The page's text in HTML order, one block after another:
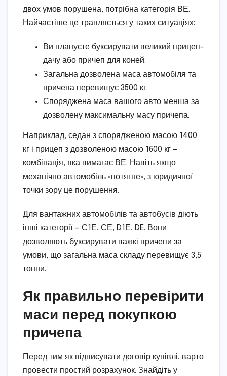
двох умов порушена, потрібна категорія ВЕ.
Найчастіше це трапляється у таких ситуаціях:
Ви плануєте буксирувати великий прицеп-
дачу або причеп для коней.
Загальна дозволена маса автомобіля та
причепа перевищує 3500 кг.
Споряджена маса вашого авто менша за
дозволену максимальну масу причепа.
Наприклад, седан з спорядженою масою 1400
кг і прицеп з дозволеною масою 1600 кг —
комбінація, яка вимагає ВЕ. Навіть якщо
механічно автомобіль «потягне», з юридичної
точки зору це порушення.
Для вантажних автомобілів та автобусів діють
інші категорії — С1Е, СЕ, D1Е, DE. Вони
дозволяють буксирувати важкі причепи за
умови, що загальна маса складу перевищує 3,5
тонни.
Як правильно перевірити
маси перед покупкою
причепа
Перед тим як підписувати договір купівлі, варто
провести простий розрахунок. Знайдіть у